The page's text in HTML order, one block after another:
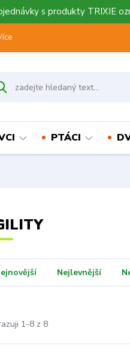
s produkty TRIXIE
PTÁCI
Nejlevnější
1-8 z 8